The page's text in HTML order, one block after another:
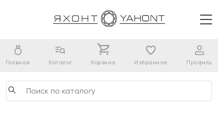
Главная Каталог Корзина Избранное Профиль